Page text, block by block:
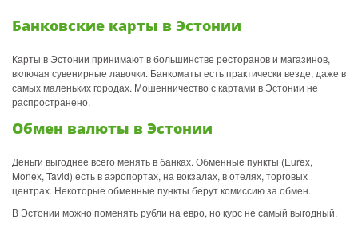
Банковские карты в Эстонии
Карты в Эстонии принимают в большинстве ресторанов и магазинов,
включая сувенирные лавочки. Банкоматы есть практически везде, даже в
самых маленьких городах. Мошенничество с картами в Эстонии не
распространено.
Обмен валюты в Эстонии
Деньги выгоднее всего менять в банках. Обменные пункты (Eurex,
Monex, Tavid) есть в аэропортах, на вокзалах, в отелях, торговых
центрах. Некоторые обменные пункты берут комиссию за обмен.
В Эстонии можно поменять рубли на евро, но курс не самый выгодный.